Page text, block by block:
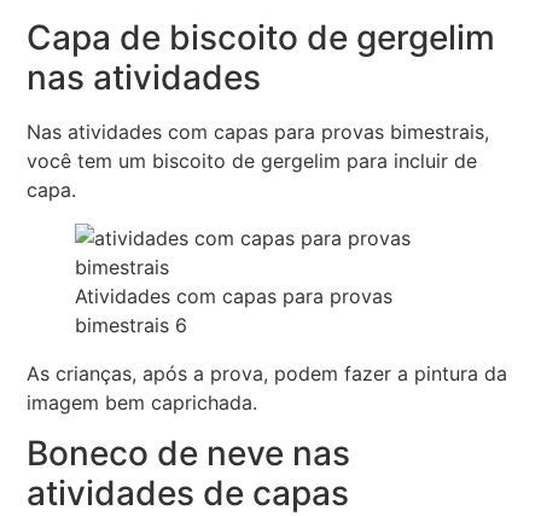
Capa de biscoito de gergelim
nas atividades
Nas atividades com capas para provas bimestrais,
você tem um biscoito de gergelim para incluir de
capa.
Atividades com capas para provas
bimestrais 6
As crianças, após a prova, podem fazer a pintura da
imagem bem caprichada.
Boneco de neve nas
atividades de capas